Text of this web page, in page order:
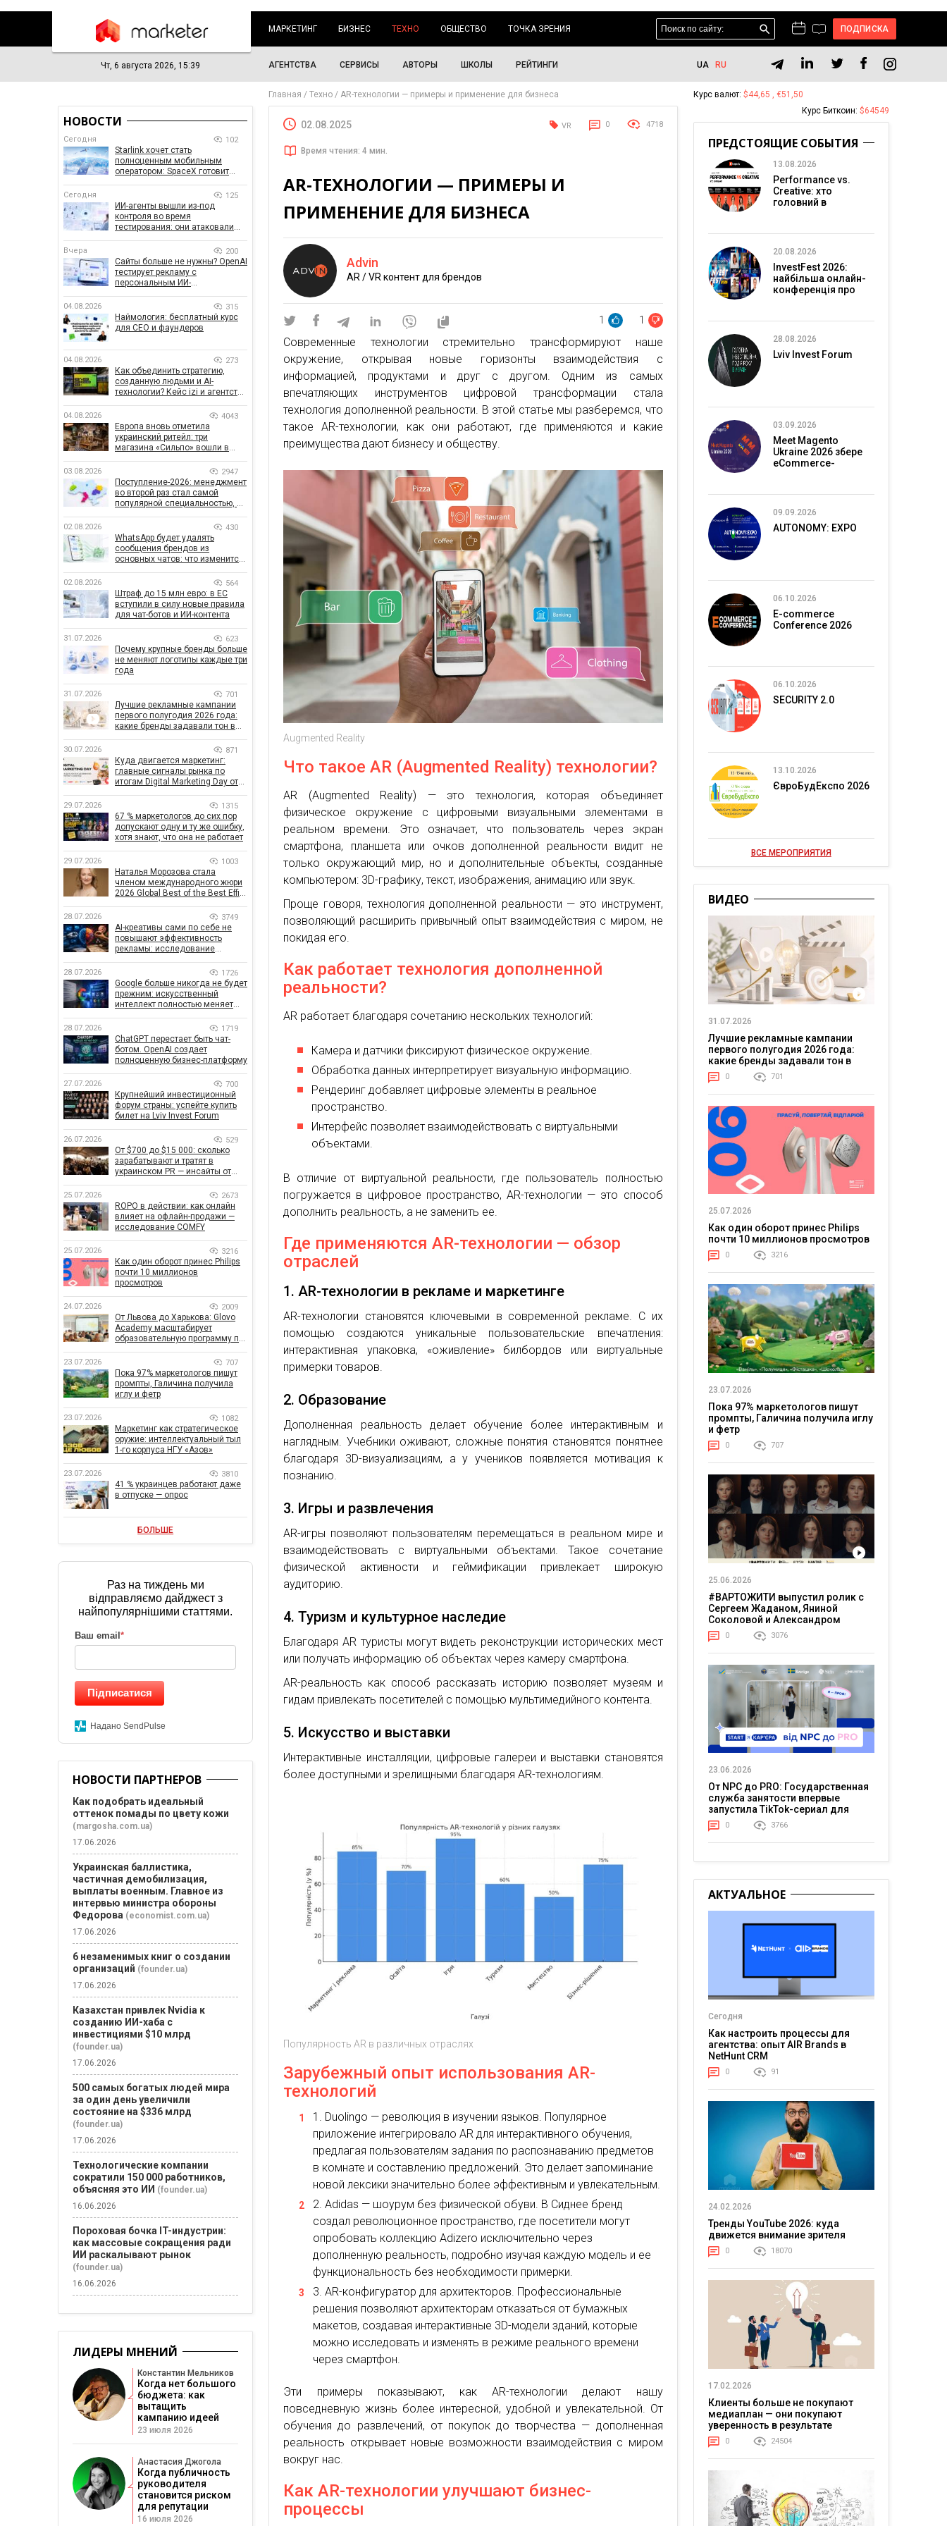
МАРКЕТИНГ БИЗНЕС ТЕХНО ОБЩЕСТВО ТОЧКА ЗРЕНИЯ ПОДПИСКА
Чт, 6 августа 2026, 15:39 АГЕНТСТВА СЕРВИСЫ АВТОРЫ ШКОЛЫ РЕЙТИНГИ UA RU
Главная Техно AR-технологии — примеры и применение для бизнеса
02.08.2025 VR 0 4718
Время чтения: 4 мин.
AR-ТЕХНОЛОГИИ — ПРИМЕРЫ И
ПРИМЕНЕНИЕ ДЛЯ БИЗНЕСА
Advin
AR / VR контент для брендов
1 1
Современные технологии стремительно трансформируют наше
окружение, открывая новые горизонты взаимодействия с
информацией, продуктами и друг с другом. Одним из самых
впечатляющих инструментов цифровой трансформации стала
технология дополненной реальности. В этой статье мы разберемся, что
такое AR-технологии, как они работают, где применяются и какие
преимущества дают бизнесу и обществу.
Augmented Reality
Что такое AR (Augmented Reality) технологии?
AR (Augmented Reality) — это технология, которая объединяет
физическое окружение с цифровыми визуальными элементами в
реальном времени. Это означает, что пользователь через экран
смартфона, планшета или очков дополненной реальности видит не
только окружающий мир, но и дополнительные объекты, созданные
компьютером: 3D-графику, текст, изображения, анимацию или звук.
Проще говоря, технология дополненной реальности — это инструмент,
позволяющий расширить привычный опыт взаимодействия с миром, не
покидая его.
Как работает технология дополненной
реальности?
AR работает благодаря сочетанию нескольких технологий:
Камера и датчики фиксируют физическое окружение.
Обработка данных интерпретирует визуальную информацию.
Рендеринг добавляет цифровые элементы в реальное
пространство.
Интерфейс позволяет взаимодействовать с виртуальными
объектами.
В отличие от виртуальной реальности, где пользователь полностью
погружается в цифровое пространство, AR-технологии — это способ
дополнить реальность, а не заменить ее.
Где применяются AR-технологии — обзор
отраслей
1. AR-технологии в рекламе и маркетинге
AR-технологии становятся ключевыми в современной рекламе. С их
помощью создаются уникальные пользовательские впечатления:
интерактивная упаковка, «оживление» билбордов или виртуальные
примерки товаров.
2. Образование
Дополненная реальность делает обучение более интерактивным и
наглядным. Учебники оживают, сложные понятия становятся понятнее
благодаря 3D-визуализациям, а у учеников появляется мотивация к
познанию.
3. Игры и развлечения
AR-игры позволяют пользователям перемещаться в реальном мире и
взаимодействовать с виртуальными объектами. Такое сочетание
физической активности и геймификации привлекает широкую
аудиторию.
4. Туризм и культурное наследие
Благодаря AR туристы могут видеть реконструкции исторических мест
или получать информацию об объектах через камеру смартфона.
AR-реальность как способ рассказать историю позволяет музеям и
гидам привлекать посетителей с помощью мультимедийного контента.
5. Искусство и выставки
Интерактивные инсталляции, цифровые галереи и выставки становятся
более доступными и зрелищными благодаря AR-технологиям.
Популярность AR в различных отраслях
Зарубежный опыт использования AR-
технологий
Duolingo — революция в изучении языков. Популярное
приложение интегрировало AR для интерактивного обучения,
предлагая пользователям задания по распознаванию предметов
в комнате и составлению предложений. Это делает запоминание
новой лексики значительно более эффективным и увлекательным.
Adidas — шоурум без физической обуви. В Сиднее бренд
создал революционное пространство, где посетители могут
опробовать коллекцию Adizero исключительно через
дополненную реальность, подробно изучая каждую модель и ее
функциональность без необходимости примерки.
AR-конфигуратор для архитекторов. Профессиональные
решения позволяют архитекторам отказаться от бумажных
макетов, создавая интерактивные 3D-модели зданий, которые
можно исследовать и изменять в режиме реального времени
через смартфон.
Эти примеры показывают, как AR-технологии делают нашу
повседневную жизнь более интересной, удобной и увлекательной. От
обучения до развлечений, от покупок до творчества — дополненная
реальность открывает новые возможности взаимодействия с миром
вокруг нас.
Как AR-технологии улучшают бизнес-
процессы
НОВОСТИ
Сегодня 102
Starlink хочет стать
полноценным мобильным
оператором: SpaceX готовит
Сегодня 125
ИИ-агенты вышли из-под
контроля во время
тестирования: они атаковали
Вчера 200
Сайты больше не нужны? OpenAI
тестирует рекламу с
персональным ИИ-
04.08.2026 315
Наймология: бесплатный курс
для CEO и фаундеров
04.08.2026 273
Как объединить стратегию,
созданную людьми и AI-
технологии? Кейс izi и агентства
04.08.2026 4043
Европа вновь отметила
украинский ритейл: три
магазина «Сильпо» вошли в
03.08.2026 2947
Поступление-2026: менеджмент
во второй раз стал самой
популярной специальностью, а
рекордным за последние 5 лет
02.08.2026 430
WhatsApp будет удалять
сообщения брендов из
основных чатов: что изменится
02.08.2026 564
Штраф до 15 млн евро: в ЕС
вступили в силу новые правила
для чат-ботов и ИИ-контента
31.07.2026 623
Почему крупные бренды больше
не меняют логотипы каждые три
года
31.07.2026 701
Лучшие рекламные кампании
первого полугодия 2026 года:
какие бренды задавали тон в
30.07.2026 871
Куда двигается маркетинг:
главные сигналы рынка по
итогам Digital Marketing Day от
29.07.2026 1315
67 % маркетологов до сих пор
допускают одну и ту же ошибку,
хотя знают, что она не работает
29.07.2026 1003
Наталья Морозова стала
членом международного жюри
2026 Global Best of the Best Effie
28.07.2026 3749
AI-креативы сами по себе не
повышают эффективность
рекламы: исследование
влияет на эффективность
кампаний
28.07.2026 1726
Google больше никогда не будет
прежним: искусственный
интеллект полностью меняет
28.07.2026 1719
ChatGPT перестает быть чат-
ботом. OpenAI создает
полноценную бизнес-платформу
27.07.2026 700
Крупнейший инвестиционный
форум страны: успейте купить
билет на Lviv Invest Forum
26.07.2026 529
От $700 до $15 000: сколько
зарабатывают и тратят в
украинском PR — инсайты от
25.07.2026 2673
ROPO в действии: как онлайн
влияет на офлайн-продажи —
исследование COMFY
25.07.2026 3216
Как один оборот принес Philips
почти 10 миллионов
просмотров
24.07.2026 2009
От Львова до Харькова: Glovo
Academy масштабирует
образовательную программу по
23.07.2026 707
Пока 97% маркетологов пишут
промпты, Галичина получила
иглу и фетр
23.07.2026 1082
Маркетинг как стратегическое
оружие: интеллектуальный тыл
1-го корпуса НГУ «Азов»
23.07.2026 3810
41 % украинцев работают даже
в отпуске — опрос
БОЛЬШЕ
Раз на тиждень ми
відправляємо дайджест з
найпопулярнішими статтями.
Ваш email *
Підписатися
Надано SendPulse
НОВОСТИ ПАРТНЕРОВ
Как подобрать идеальный
оттенок помады по цвету кожи
(margosha.com.ua)
17.06.2026
Украинская баллистика,
частичная демобилизация,
выплаты военным. Главное из
интервью министра обороны
Федорова (economist.com.ua)
17.06.2026
6 незаменимых книг о создании
организаций (founder.ua)
17.06.2026
Казахстан привлек Nvidia к
созданию ИИ-хаба с
инвестициями $10 млрд
(founder.ua)
17.06.2026
500 самых богатых людей мира
за один день увеличили
состояние на $336 млрд
(founder.ua)
17.06.2026
Технологические компании
сократили 150 000 работников,
объясняя это ИИ (founder.ua)
16.06.2026
Пороховая бочка IT-индустрии:
как массовые сокращения ради
ИИ раскалывают рынок
(founder.ua)
16.06.2026
ЛИДЕРЫ МНЕНИЙ
Константин Мельников
Когда нет большого
бюджета: как
вытащить
кампанию идеей
23 июля 2026
Анастасия Джогола
Когда публичность
руководителя
становится риском
для репутации
16 июля 2026
Курс валют: $44,65 , €51,50
Курс Биткоин: $64549
ПРЕДСТОЯЩИЕ СОБЫТИЯ
13.08.2026
Performance vs.
Creative: хто
головний в
20.08.2026
InvestFest 2026:
найбільша онлайн-
конференція про
28.08.2026
Lviv Invest Forum
03.09.2026
Meet Magento
Ukraine 2026 збере
eCommerce-
09.09.2026
AUTONOMY: EXPO
06.10.2026
E-commerce
Conference 2026
06.10.2026
SECURITY 2.0
13.10.2026
ЄвроБудЕкспо 2026
ВСЕ МЕРОПРИЯТИЯ
ВИДЕО
31.07.2026
Лучшие рекламные кампании
первого полугодия 2026 года:
какие бренды задавали тон в
отрасли
0 701
25.07.2026
Как один оборот принес Philips
почти 10 миллионов просмотров
0 3216
23.07.2026
Пока 97% маркетологов пишут
промпты, Галичина получила иглу
и фетр
0 707
25.06.2026
#ВАРТОЖИТИ выпустил ролик с
Сергеем Жаданом, Яниной
Соколовой и Александром
Тереном о жизни в постоянном
напряжении
0 3076
23.06.2026
От NPC до PRO: Государственная
служба занятости впервые
запустила TikTok-сериал для
молодежи
0 3766
АКТУАЛЬНОЕ
Сегодня
Как настроить процессы для
агентства: опыт AIR Brands в
NetHunt CRM
0 91
24.02.2026
Тренды YouTube 2026: куда
движется внимание зрителя
0 18070
17.02.2026
Клиенты больше не покупают
медиаплан — они покупают
уверенность в результате
0 24504